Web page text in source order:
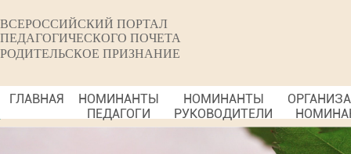
ВСЕРОССИЙСКИЙ ПОРТАЛ
ПЕДАГОГИЧЕСКОГО ПОЧЕТА
РОДИТЕЛЬСКОЕ ПРИЗНАНИЕ
ГЛАВНАЯ
НОМИНАНТЫ
ПЕДАГОГИ
НОМИНАНТЫ
РУКОВОДИТЕЛИ